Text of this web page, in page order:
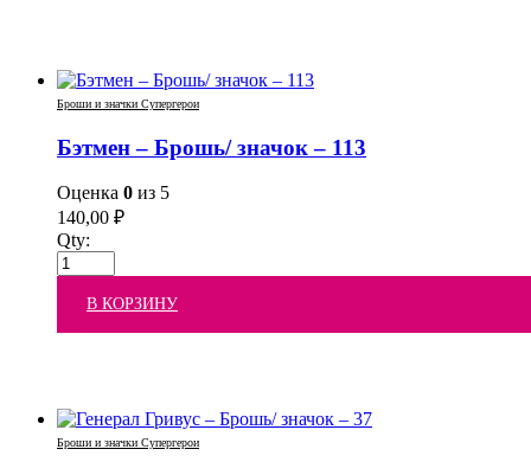
Броши и значки Супергерои
Бэтмен – Брошь/ значок – 113
Оценка 0 из 5
140,00 ₽
Qty:
В КОРЗИНУ
Броши и значки Супергерои